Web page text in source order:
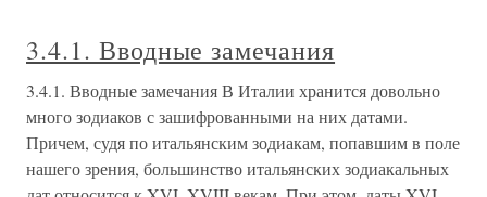
3.4.1. Вводные замечания
3.4.1. Вводные замечания В Италии хранится довольно
много зодиаков с зашифрованными на них датами.
Причем, судя по итальянским зодиакам, попавшим в поле
нашего зрения, большинство итальянских зодиакальных